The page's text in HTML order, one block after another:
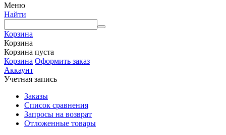
Меню
Найти
Корзина
Корзина
Корзина пуста
Корзина Оформить заказ
Аккаунт
Учетная запись
Заказы
Список сравнения
Запросы на возврат
Отложенные товары